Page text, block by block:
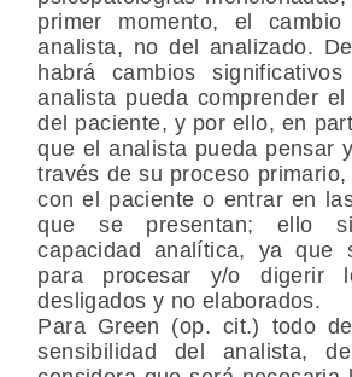
primer momento, el
analista, no del analizado.
habrá cambios
analista pueda comprender
del paciente, y por ello, en
que el analista pueda pensar
través de su proceso
con el paciente o entrar en
que se presentan; ello
capacidad analítica, ya que
para procesar y/o digerir
desligados y no elaborados.
Para Green (op. cit.) todo
sensibilidad del analista,